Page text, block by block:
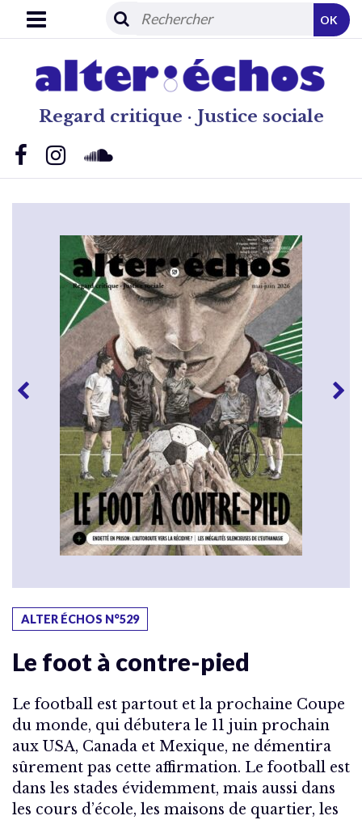
Regard critique · Justice sociale
OK
ALTER ÉCHOS N°529
Le foot à contre-pied
Le football est partout et la prochaine Coupe
du monde, qui débutera le 11 juin prochain
aux USA, Canada et Mexique, ne démentira
sûrement pas cette affirmation. Le football est
dans les stades évidemment, mais aussi dans
les cours d’école, les maisons de quartier, les